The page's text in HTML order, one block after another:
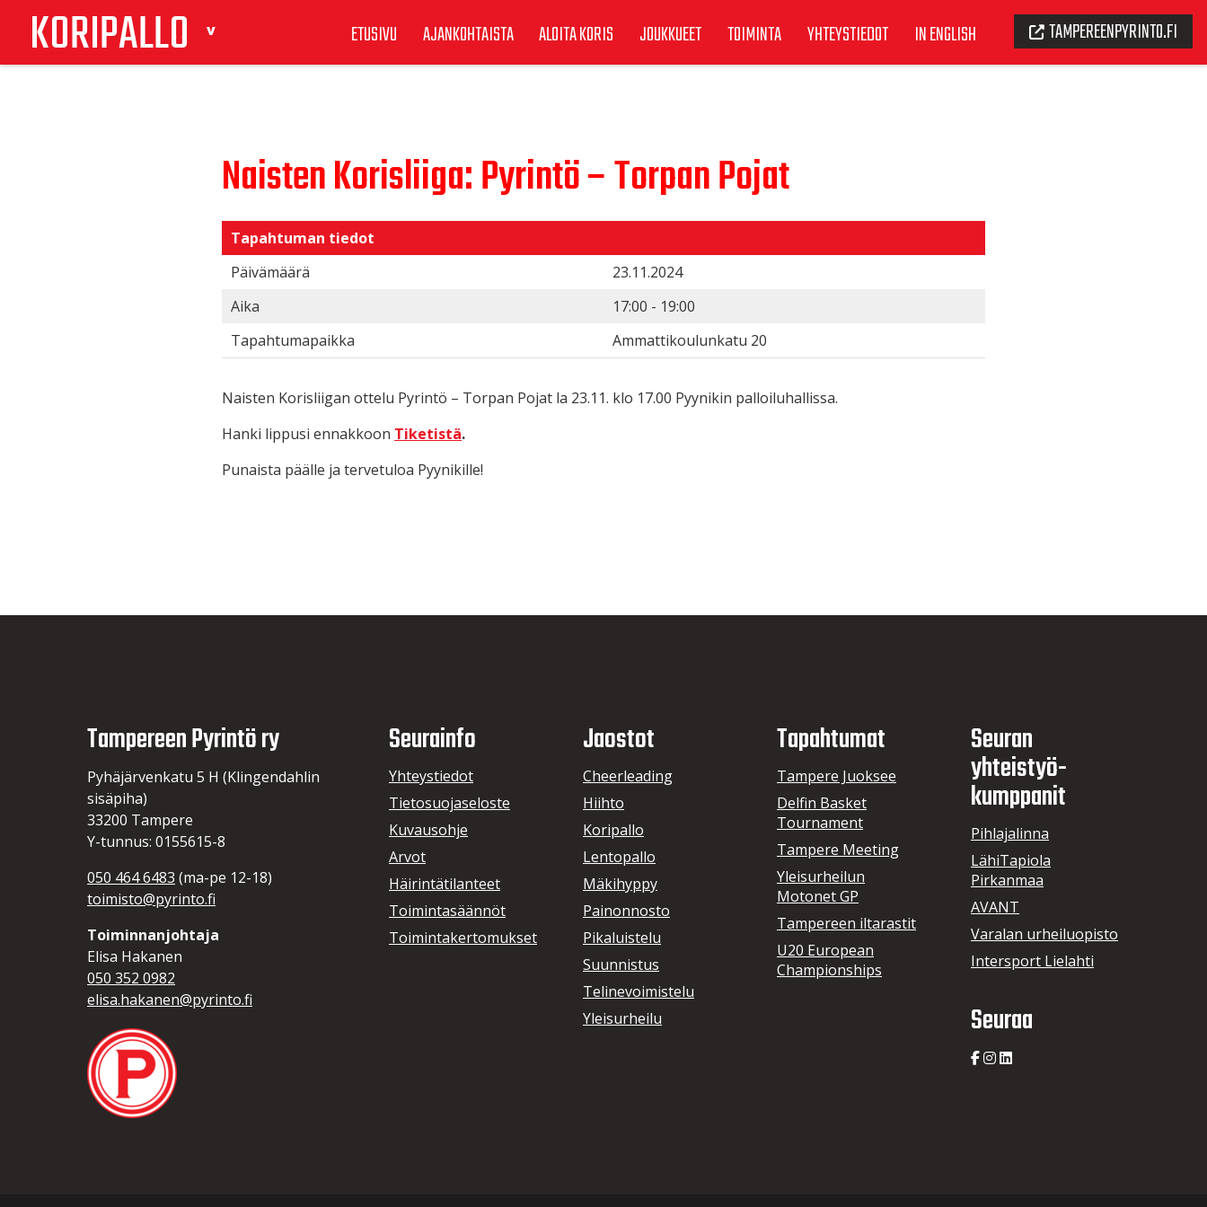
KORIPALLO ETUSIVU AJANKOHTAISTA ALOITA KORIS JOUKKUEET TOIMINTA YHTEYSTIEDOT IN ENGLISH TAMPEREENPYRINTO.FI
Naisten Korisliiga: Pyrintö – Torpan Pojat
Tapahtuman tiedot
Päivämäärä
23.11.2024
Aika
17:00 - 19:00
Tapahtumapaikka
Ammattikoulunkatu 20
Naisten Korisliigan ottelu Pyrintö – Torpan Pojat la 23.11. klo 17.00 Pyynikin palloiluhallissa.
Hanki lippusi ennakkoon Tiketistä.
Punaista päälle ja tervetuloa Pyynikille!
Tampereen Pyrintö ry
Pyhäjärvenkatu 5 H (Klingendahlin
sisäpiha)
33200 Tampere
Y-tunnus: 0155615-8
050 464 6483 (ma-pe 12-18)
toimisto@pyrinto.fi
Toiminnanjohtaja
Elisa Hakanen
050 352 0982
elisa.hakanen@pyrinto.fi
Seurainfo
Yhteystiedot
Tietosuojaseloste
Kuvausohje
Arvot
Häirintätilanteet
Toimintasäännöt
Toimintakertomukset
Jaostot
Cheerleading
Hiihto
Koripallo
Lentopallo
Mäkihyppy
Painonnosto
Pikaluistelu
Suunnistus
Telinevoimistelu
Yleisurheilu
Tapahtumat
Tampere Juoksee
Delfin Basket
Tournament
Tampere Meeting
Yleisurheilun
Motonet GP
Tampereen iltarastit
U20 European
Championships
Seuran
yhteistyö­
kumppanit
Pihlajalinna
LähiTapiola
Pirkanmaa
AVANT
Varalan urheiluopisto
Intersport Lielahti
Seuraa